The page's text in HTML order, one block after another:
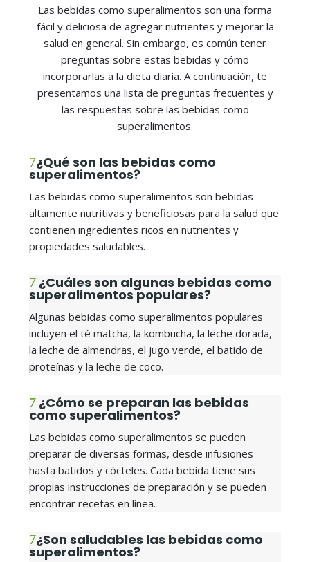
Las bebidas como superalimentos son una forma
fácil y deliciosa de agregar nutrientes y mejorar la
salud en general. Sin embargo, es común tener
preguntas sobre estas bebidas y cómo
incorporarlas a la dieta diaria. A continuación, te
presentamos una lista de preguntas frecuentes y
las respuestas sobre las bebidas como
superalimentos.
¿Qué son las bebidas como
superalimentos?
Las bebidas como superalimentos son bebidas
altamente nutritivas y beneficiosas para la salud que
contienen ingredientes ricos en nutrientes y
propiedades saludables.
¿Cuáles son algunas bebidas como
superalimentos populares?
Algunas bebidas como superalimentos populares
incluyen el té matcha, la kombucha, la leche dorada,
la leche de almendras, el jugo verde, el batido de
proteínas y la leche de coco.
¿Cómo se preparan las bebidas
como superalimentos?
Las bebidas como superalimentos se pueden
preparar de diversas formas, desde infusiones
hasta batidos y cócteles. Cada bebida tiene sus
propias instrucciones de preparación y se pueden
encontrar recetas en línea.
¿Son saludables las bebidas como
superalimentos?